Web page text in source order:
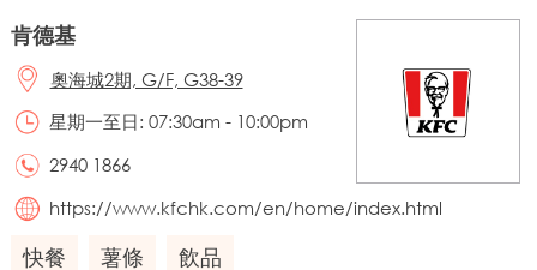
肯德基
奧海城2期, G/F, G38-39
星期一至日: 07:30am - 10:00pm
2940 1866
https://www.kfchk.com/en/home/index.html
快餐 薯條 飲品